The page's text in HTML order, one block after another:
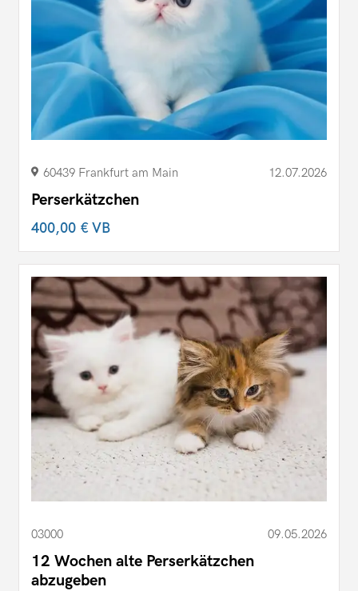
60439 Frankfurt am Main 12.07.2026
Perserkätzchen
400,00 €VB
03000 09.05.2026
12 Wochen alte Perserkätzchen
abzugeben